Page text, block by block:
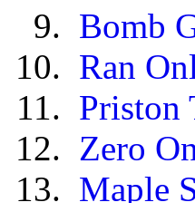
Bomb
Ran
Priston
Zero
Maple